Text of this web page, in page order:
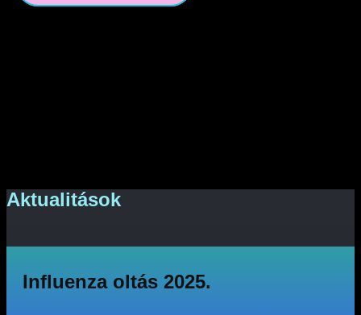
Aktualitások
Influenza oltás 2025.